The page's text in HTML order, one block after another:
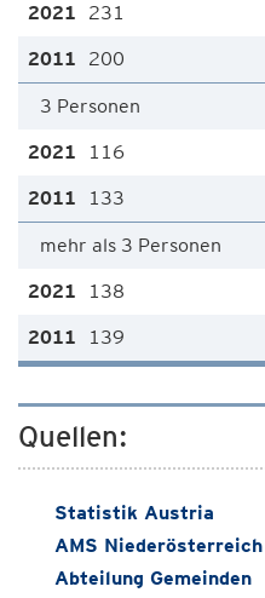
231
200
3 Personen
116
133
mehr als 3 Personen
138
139
Quellen:
Statistik Austria
AMS Niederösterreich
Abteilung Gemeinden